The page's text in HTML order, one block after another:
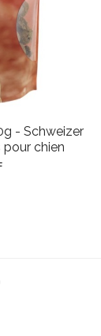
- Schweizer
pour chien